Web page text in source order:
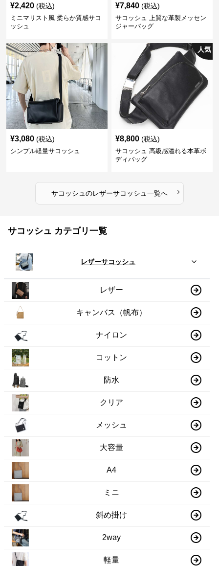
¥2,420 (税込)
ミニマリスト風 柔らか質感サコ
ッシュ
¥7,840 (税込)
サコッシュ 上質な革製メッセン
ジャーバッグ
¥3,080 (税込)
シンプル軽量サコッシュ
人気
¥8,800 (税込)
サコッシュ 高級感溢れる本革ボ
ディバッグ
サコッシュ のレザーサコッシュ 一覧へ ›
サコッシュ カテゴリ一覧
レザーサコッシュ
レザー
キャンバス（帆布）
ナイロン
コットン
防水
クリア
メッシュ
大容量
A4
ミニ
斜め掛け
2way
軽量